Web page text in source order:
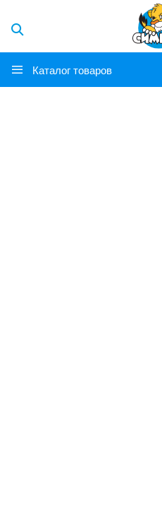
Каталог товаров